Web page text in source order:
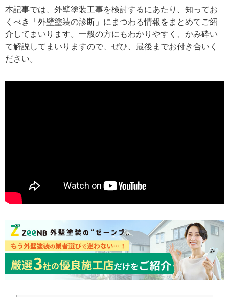
本記事では、外壁塗装工事を検討するにあたり、知ってお
くべき「外壁塗装の診断」にまつわる情報をまとめてご紹
介してまいります。一般の方にもわかりやすく、かみ砕い
て解説してまいりますので、ぜひ、最後までお付き合いく
ださい。